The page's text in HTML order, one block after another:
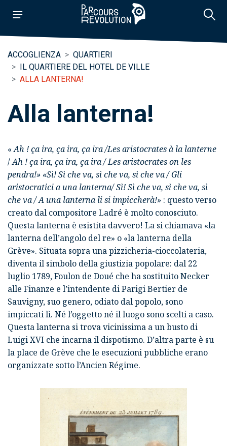
ACCOGLIENZA
QUARTIERI
IL QUARTIERE DEL HOTEL DE VILLE
ALLA LANTERNA!
Alla lanterna!
«Ah ! ça ira, ça ira, ça ira /Les aristocrates à la lanterne
/Ah ! ça ira, ça ira, ça ira / Les aristocrates on les
pendra!» «Sì! Sì che va, sì che va, sì che va / Gli
aristocratici a una lanterna/ Sì! Sì che va, sì che va, sì
che va / A una lanterna li si impiccherà!» : questo verso
creato dal compositore Ladré è molto conosciuto.
Questa lanterna è esistita davvero! La si chiamava «la
lanterna dell’angolo del re» o «la lanterna della
Grève». Situata sopra una pizzicheria-cioccolateria,
diventa il simbolo della giustizia popolare: dal 22
luglio 1789,Foulon de Doué che ha sostituito Necker
alle Finanze e l’intendente di ParigiBertier de
Sauvigny, suo genero, odiato dal popolo, sono
impiccati lì. Né l’oggetto né il luogo sono scelti a caso.
Questalanterna si trova vicinissima a un busto di
Luigi XVI che incarna il dispotismo. D’altra parte è su
la place de Grève che le esecuzioni pubbliche erano
organizzate sotto l’Ancien Régime.